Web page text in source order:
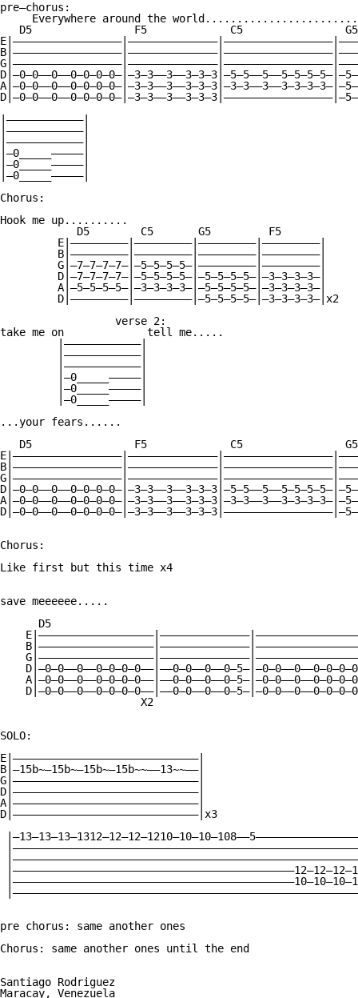
pre—chorus:
Everywhere around the
   D5                F5             C5                G5
|————————————|
|————————————|
|————————————|
|—0_____—————|
|—0_____—————|
|—0_____—————|
Chorus:
Hook me up..........
            D5        C5       G5         F5
         E|—————————|—————————|—————————|—————————|
         B|—————————|—————————|—————————|—————————|
         G|—7—7—7—7—|—5—5—5—5—|—————————|—————————|
         D|—7—7—7—7—|—5—5—5—5—|—5—5—5—5—|—3—3—3—3—|
         A|—5—5—5—5—|—3—3—3—3—|—5—5—5—5—|—3—3—3—3—|
         D|—————————|—————————|—5—5—5—5—|—3—3—3—3—|x2
                  verse 2:
take me on             tell me.....
         |————————————|
         |————————————|
         |————————————|
         |—0_____—————|
         |—0_____—————|
         |—0_____—————|
...your fears......
   D5                F5             C5                G5
Chorus:
Like first but this time x4
save meeeeee.....
      D5
                      X2
SOLO:
E|—————————————————————————————|
B|—15b~—15b~—15b~—15b~~——13~~——|
G|—————————————————————————————|
D|—————————————————————————————|
A|—————————————————————————————|
D|—————————————————————————————|x3
pre chorus: same another ones
Chorus: same another ones until the end
Santiago Rodriguez
Maracay, Venezuela